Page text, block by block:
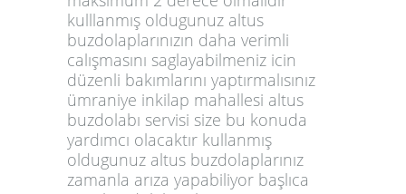
kulllanmış oldugunuz altus
buzdolaplarınızın daha verimli
calışmasını saglayabilmeniz icin
düzenli bakımlarını yaptırmalısınız
ümraniye inkilap mahallesi altus
buzdolabı servisi size bu konuda
yardımcı olacaktır kullanmış
oldugunuz altus buzdolaplarınız
zamanla arıza yapabiliyor başlıca